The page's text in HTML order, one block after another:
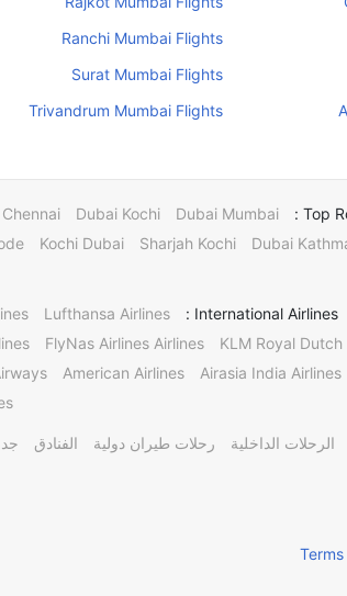
Ranchi Mumbai Flights
Surat Mumbai Flights
Trivandrum Mumbai Flights
Top
Dubai Mumbai
Dubai Kochi
Dubai
Sharjah Kochi
Kochi Dubai
International Airlines :
Lufthansa Airlines
KLM Royal Dutch
FlyNas Airlines Airlines
Airasia India Airlines
American Airlines
الرحلات الداخلية رحلات طيران دولية الفنادق